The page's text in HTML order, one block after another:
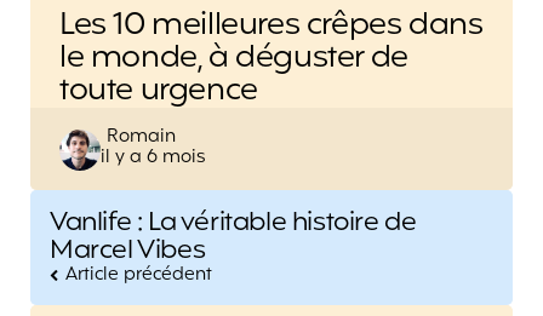
Les 10 meilleures crêpes dans
le monde, à déguster de
toute urgence
Posted
by
Romain
il y a 6 mois
Post
navigation
Vanlife : La véritable histoire de
Marcel Vibes
Article précédent